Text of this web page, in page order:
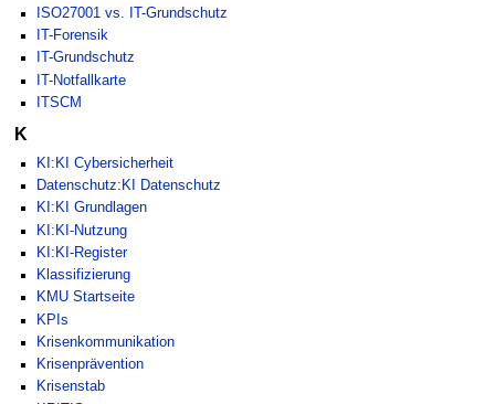
ISO27001 vs. IT-Grundschutz
IT-Forensik
IT-Grundschutz
IT-Notfallkarte
ITSCM
K
KI:KI Cybersicherheit
Datenschutz:KI Datenschutz
KI:KI Grundlagen
KI:KI-Nutzung
KI:KI-Register
Klassifizierung
KMU Startseite
KPIs
Krisenkommunikation
Krisenprävention
Krisenstab